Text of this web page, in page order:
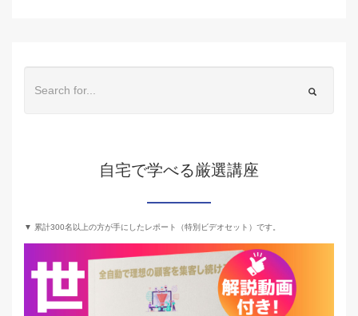
自宅で学べる厳選講座
▼ 累計300名以上の方が手にしたレポート（特別ビデオセット）です。